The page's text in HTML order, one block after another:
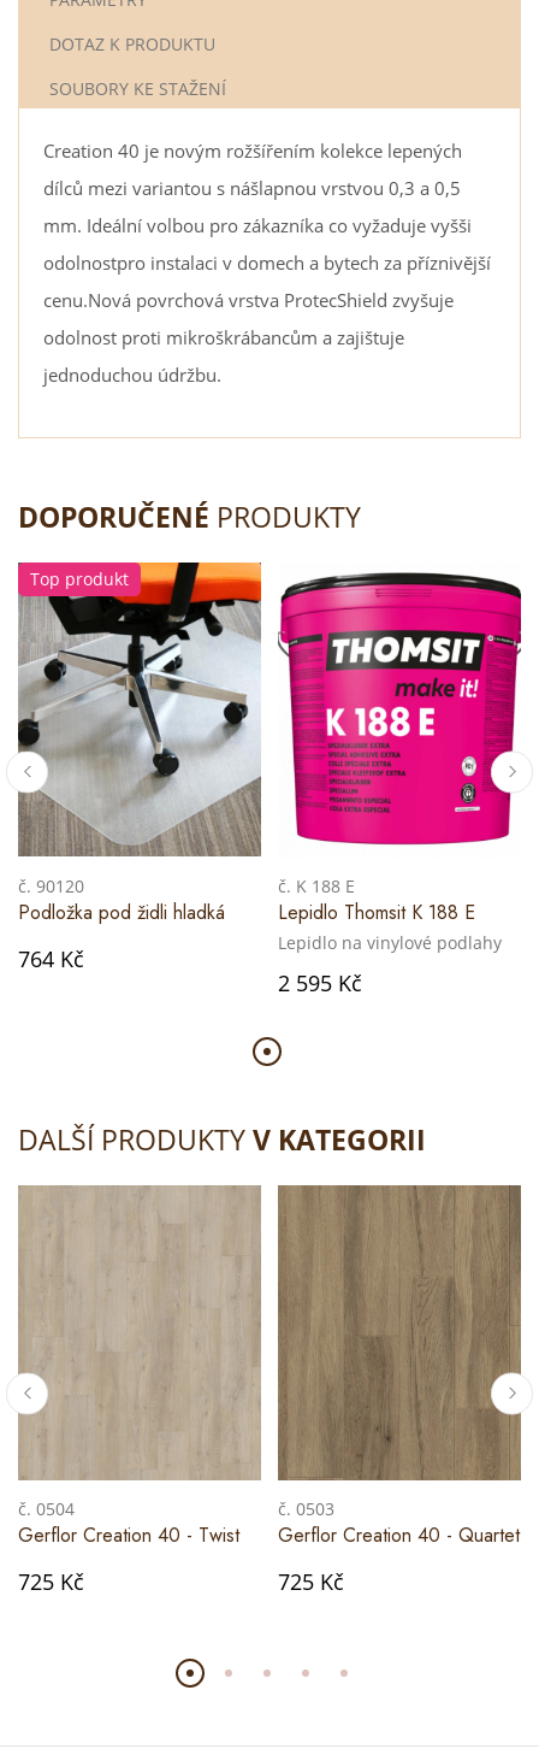
DOTAZ K PRODUKTU
SOUBORY KE STAŽENÍ
Creation 40 je novým rožšířením kolekce lepených
dílců mezi variantou s nášlapnou vrstvou 0,3 a 0,5
mm. Ideální volbou pro zákazníka co vyžaduje vyšši
odolnostpro instalaci v domech a bytech za příznivější
cenu.Nová povrchová vrstva ProtecShield zvyšuje
odolnost proti mikroškrábancům a zajištuje
jednoduchou údržbu.
DOPORUČENÉ PRODUKTY
Top produkt
č. 90120
Podložka pod židli hladká
764 Kč
č. K 188 E
Lepidlo Thomsit K 188 E
Lepidlo na vinylové podlahy
2 595 Kč
DALŠÍ PRODUKTYV KATEGORII
č. 0504
Gerflor Creation 40 - Twist
725 Kč
č. 0503
Gerflor Creation 40 - Quartet
725 Kč